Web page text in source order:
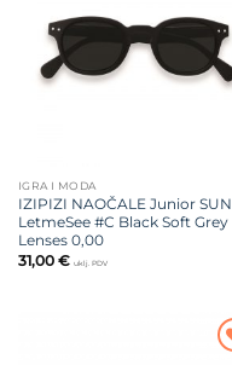
IGRA I MODA
IZIPIZI NAOČALE Junior SUN
LetmeSee #C Black Soft Grey
Lenses 0,00
31,00 € uklj. PDV